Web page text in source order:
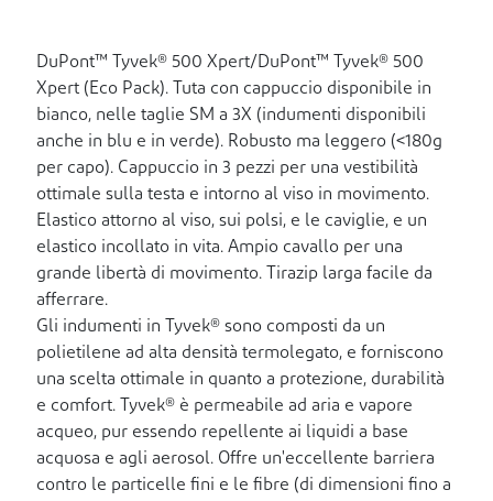
DuPont™ Tyvek® 500 Xpert/DuPont™ Tyvek® 500
Xpert (Eco Pack). Tuta con cappuccio disponibile in
bianco, nelle taglie SM a 3X (indumenti disponibili
anche in blu e in verde). Robusto ma leggero (<180g
per capo). Cappuccio in 3 pezzi per una vestibilità
ottimale sulla testa e intorno al viso in movimento.
Elastico attorno al viso, sui polsi, e le caviglie, e un
elastico incollato in vita. Ampio cavallo per una
grande libertà di movimento. Tirazip larga facile da
afferrare.
Gli indumenti in Tyvek® sono composti da un
polietilene ad alta densità termolegato, e forniscono
una scelta ottimale in quanto a protezione, durabilità
e comfort. Tyvek® è permeabile ad aria e vapore
acqueo, pur essendo repellente ai liquidi a base
acquosa e agli aerosol. Offre un'eccellente barriera
contro le particelle fini e le fibre (di dimensioni fino a